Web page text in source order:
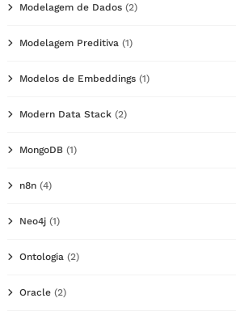
Modelagem de Dados (2)
Modelagem Preditiva (1)
Modelos de Embeddings (1)
Modern Data Stack (2)
MongoDB (1)
n8n (4)
Neo4j (1)
Ontologia (2)
Oracle (2)